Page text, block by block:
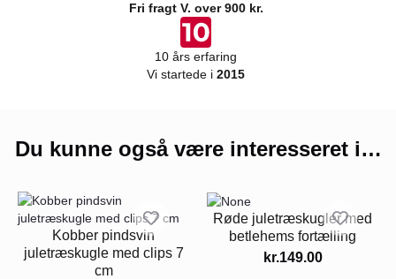
Fri fragt V. over 900 kr.
10 års erfaring
Vi startede i 2015
Du kunne også være interesseret i…
Kobber pindsvin
juletræskugle med clips 7
cm
Røde juletræskugler med
betlehems fortælling
kr.149.00